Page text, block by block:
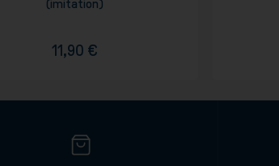
(imitation)
11,90 €